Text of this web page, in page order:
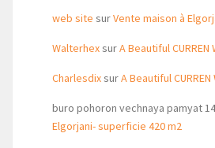
web site surVente maison à
WalterhexsurA Beautiful
CharlesdixsurA Beautiful
buro pohoron vechnaya pamyat
Elgorjani- superficie 420 m2